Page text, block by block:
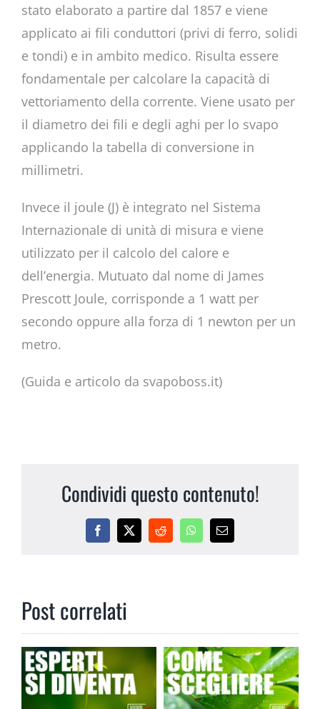
stato elaborato a partire dal 1857 e viene
applicato ai fili conduttori (privi di ferro, solidi
e tondi) e in ambito medico. Risulta essere
fondamentale per calcolare la capacità di
vettoriamento della corrente. Viene usato per
il diametro dei fili e degli aghi per lo svapo
applicando la tabella di conversione in
millimetri.
Invece il joule (J) è integrato nel Sistema
Internazionale di unità di misura e viene
utilizzato per il calcolo del calore e
dell’energia. Mutuato dal nome di James
Prescott Joule, corrisponde a 1 watt per
secondo oppure alla forza di 1 newton per un
metro.
(Guida e articolo da svapoboss.it)
Condividi questo contenuto!
Facebook
X RedditWhatsApp
Email
Post correlati